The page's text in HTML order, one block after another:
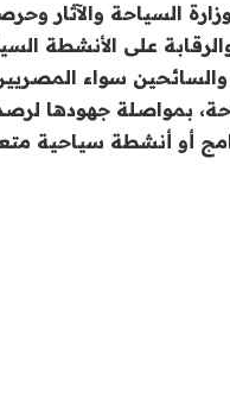
السياحة
على الأنشطة
والسائحين سواء
بمواصلة جهودها
أو أنشطة سياحية